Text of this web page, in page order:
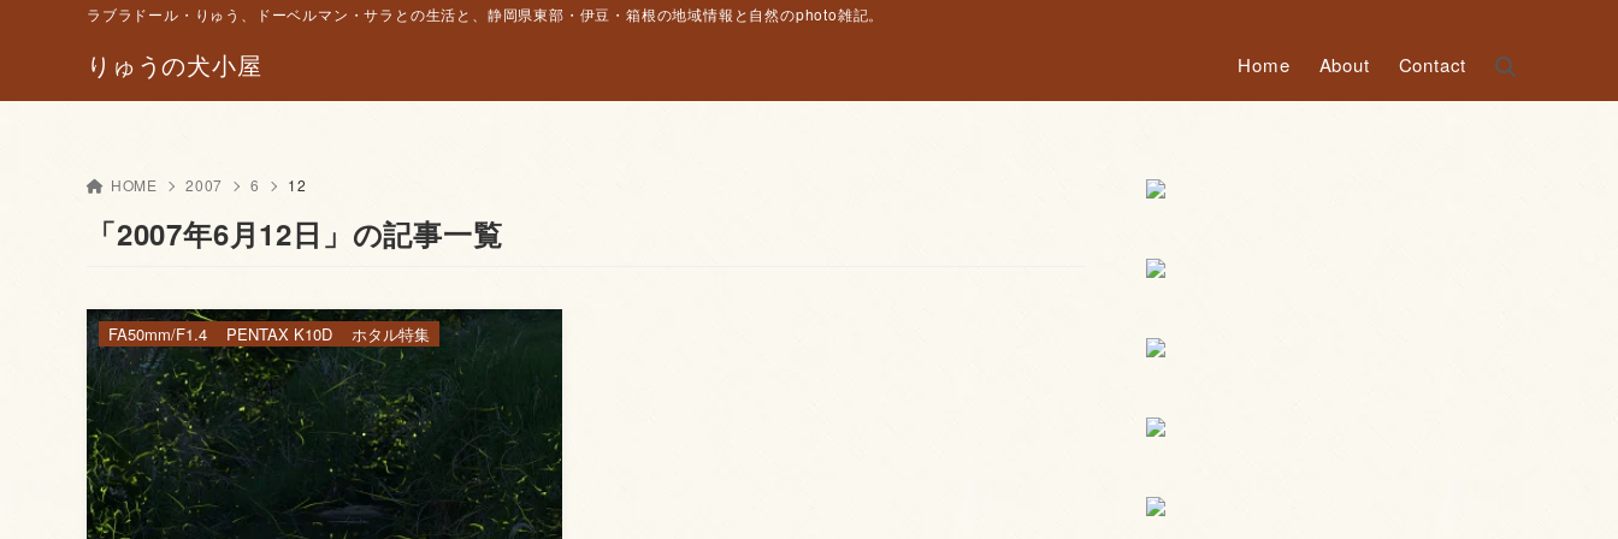
りゅうの犬小屋
ラブラドール・りゅう、ドーベルマン・サラとの生活と、静岡県東部・伊豆・箱根の地域情報と自然のphoto雑記。
Home About Contact
HOME 2007 6 12
「2007年6月12日」の記事一覧
FA50mm/F1.4 PENTAX K10D ホタル特集